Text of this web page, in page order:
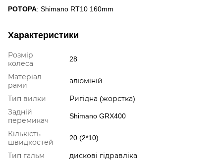
РОТОРА: Shimano RT10 160mm
Характеристики
Розмір
колеса
28
Матеріал
рами
алюміній
Тип вилки
Ригідна (жорстка)
Задній
перемикач
Shimano GRX400
Кількість
швидкостей
20 (2*10)
Тип гальм
дискові гідравліка